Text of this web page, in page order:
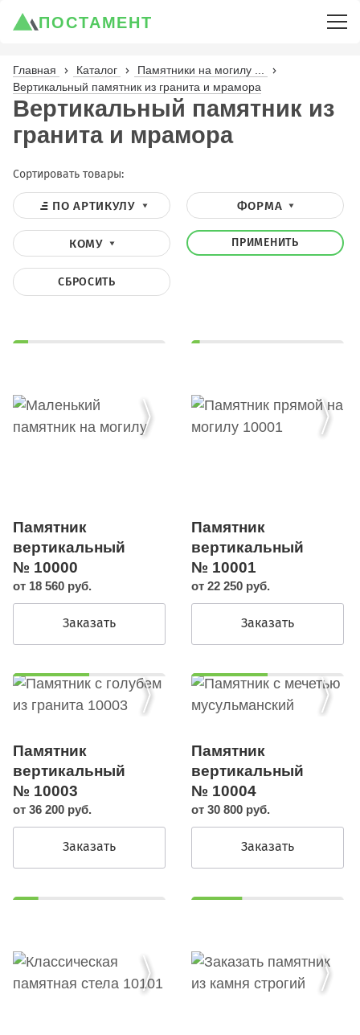
ПОСТАМЕНТ
Главная Каталог
Памятники на могилу ...
Вертикальный памятник из гранита и мрамора
Вертикальный памятник из
гранита и мрамора
Сортировать товары:
ПО АРТИКУЛУ ФОРМА
КОМУ ПРИМЕНИТЬ
СБРОСИТЬ
Памятник
вертикальный
№ 10000
от 18 560 руб.
Заказать
Памятник
вертикальный
№ 10001
от 22 250 руб.
Заказать
Памятник
вертикальный
№ 10003
от 36 200 руб.
Заказать
Памятник
вертикальный
№ 10004
от 30 800 руб.
Заказать